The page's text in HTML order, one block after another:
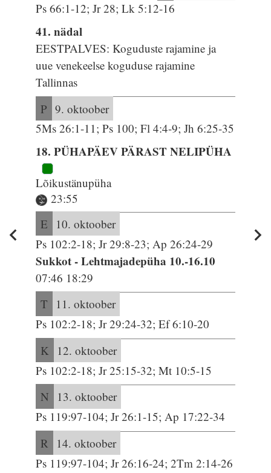
Ps 66:1-12; Jr 28; Lk 5:12-16
41. nädal
EESTPALVES: Koguduste rajamine ja
uue venekeelse koguduse rajamine
Tallinnas
P 9. oktoober
5Ms 26:1-11; Ps 100; Fl 4:4-9; Jh 6:25-35
18. PÜHAPÄEV PÄRAST NELIPÜHA
Lõikustänupüha
23:55
E
10. oktoober
Ps 102:2-18; Jr 29:8-23; Ap 26:24-29
Sukkot - Lehtmajadepüha 10.-16.10
07:46 18:29
T
11. oktoober
Ps 102:2-18; Jr 29:24-32; Ef 6:10-20
K
12. oktoober
Ps 102:2-18; Jr 25:15-32; Mt 10:5-15
N
13. oktoober
Ps 119:97-104; Jr 26:1-15; Ap 17:22-34
R
14. oktoober
Ps 119:97-104; Jr 26:16-24; 2Tm 2:14-26